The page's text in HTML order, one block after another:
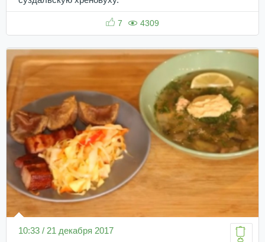
7 4309
10:33 / 21 декабря 2017